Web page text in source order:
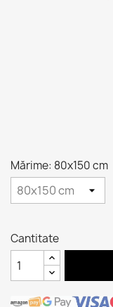
Mărime: 80x150 cm
Cantitate